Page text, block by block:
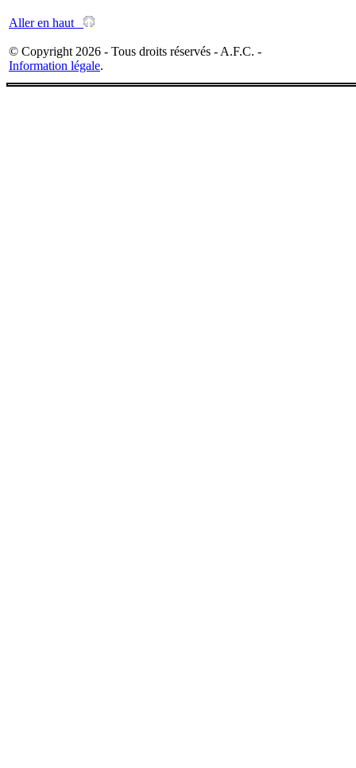
Aller en haut
© Copyright 2026 - Tous droits réservés - A.F.C. -
Information légale.